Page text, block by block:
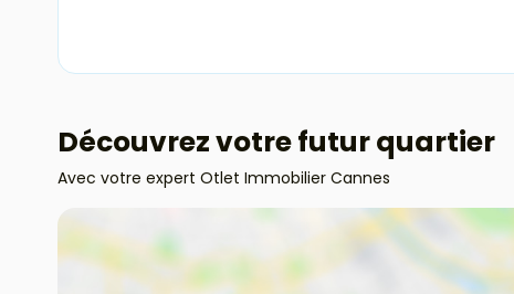
Découvrez votre futur quartier
Avec votre expert Otlet Immobilier Cannes